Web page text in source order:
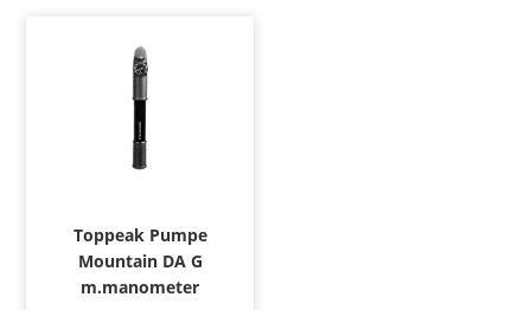
Toppeak Pumpe
Mountain DA G
m.manometer